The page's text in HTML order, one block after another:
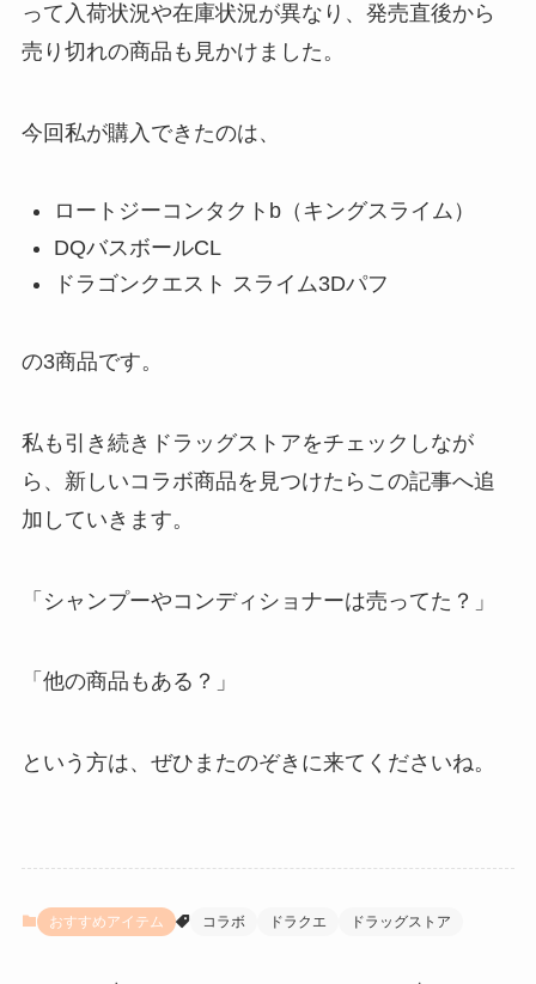
って入荷状況や在庫状況が異なり、発売直後から
売り切れの商品も見かけました。
今回私が購入できたのは、
ロートジーコンタクトb（キングスライム）
DQバスボールCL
ドラゴンクエスト スライム3Dパフ
の3商品です。
私も引き続きドラッグストアをチェックしなが
ら、新しいコラボ商品を見つけたらこの記事へ追
加していきます。
「シャンプーやコンディショナーは売ってた？」
「他の商品もある？」
という方は、ぜひまたのぞきに来てくださいね。
おすすめアイテム コラボ ドラクエ ドラッグストア